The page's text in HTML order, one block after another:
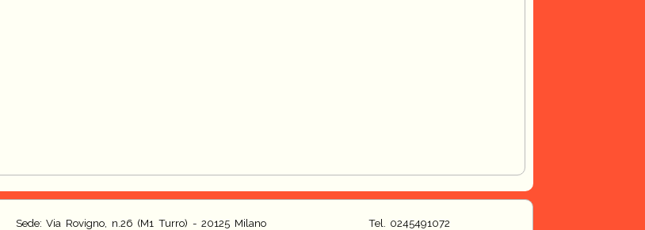
Sede: Via Rovigno, n.26 (M1 Turro) - 20125 Milano
Tel. 0245491072